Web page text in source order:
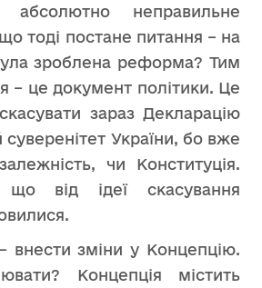
неправильне
тоді постане питання – на
зроблена реформа? Тим
– це документ політики. Це
зараз Декларацію
України, бо вже
чи Конституція.
від ідеї скасування
внести зміни у Концепцію.
Концепція містить